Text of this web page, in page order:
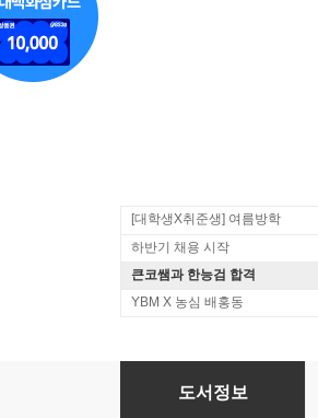
[대학생X취준생] 여름방학
하반기 채용 시작
큰코쌤과 한능검 합격
YBM X 농심 배홍동
Plain English 쉬운 영어
도서정보